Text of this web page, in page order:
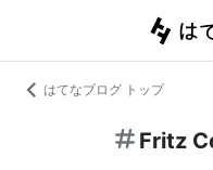
はてなブログ トップ
Fritz